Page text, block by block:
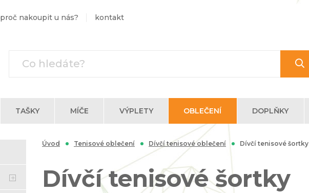
proč nakoupit u nás? kontakt
TAŠKY MÍČE VÝPLETY OBLEČENÍ DOPLŇKY
Úvod Tenisové oblečení Dívčí tenisové oblečení Dívčí tenisové šortky
Dívčí tenisové šortky